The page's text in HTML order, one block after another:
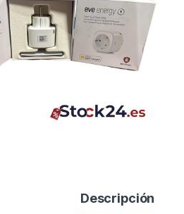
Descripción